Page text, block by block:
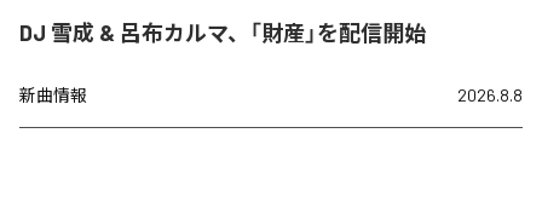
DJ 雪成 & 呂布カルマ、「財産」を配信開始
新曲情報 2026.8.8